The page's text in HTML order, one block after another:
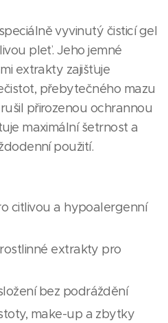
vyvinutý čisticí gel
pleť. Jeho jemné
extrakty zajišťuje
přebytečného mazu
přirozenou ochrannou
maximální šetrnost a
použití.
citlivou a hypoalergenní
extrakty pro
bez podráždění
make-up a zbytky